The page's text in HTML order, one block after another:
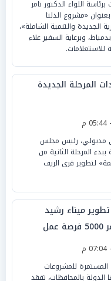
اللواء الدكتور تامر
«مشروع الدلتا
الجديدة والتنمية الشاملة»،
وبرعاية السفير علاء
للاستعلامات.
المرحلة الجديدة
مدبولي، رئيس مجلس
ببدء المرحلة الثانية من
لتطوير قرى الريف
ميناء رشيد
المستمرة للمشروعات
الدولة بالمحافظات، تفقد